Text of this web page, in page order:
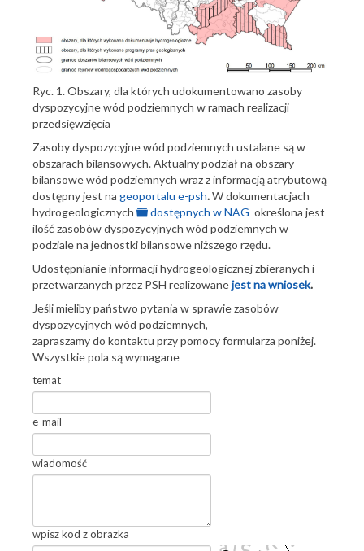
Ryc. 1. Obszary, dla których udokumentowano zasoby
dyspozycyjne wód podziemnych w ramach realizacji
przedsięwzięcia
Zasoby dyspozycyjne wód podziemnych ustalane są w
obszarach bilansowych. Aktualny podział na obszary
bilansowe wód podziemnych wraz z informacją atrybutową
dostępny jest na geoportalu e-psh.W dokumentacjach
hydrogeologicznych
folder
dostępnych w NAG określona jest
ilość zasobów dyspozycyjnych wód podziemnych w
podziale na jednostki bilansowe niższego rzędu.
Udostępnianie informacji hydrogeologicznej zbieranych i
przetwarzanych przez PSH realizowanejest na wniosek.
Jeśli mieliby państwo pytania w sprawie zasobów
dyspozycyjnych wód podziemnych,
zapraszamy do kontaktu przy pomocy formularza poniżej.
Wszystkie pola są wymagane
temat
e-mail
wiadomość
wpisz kod z obrazka